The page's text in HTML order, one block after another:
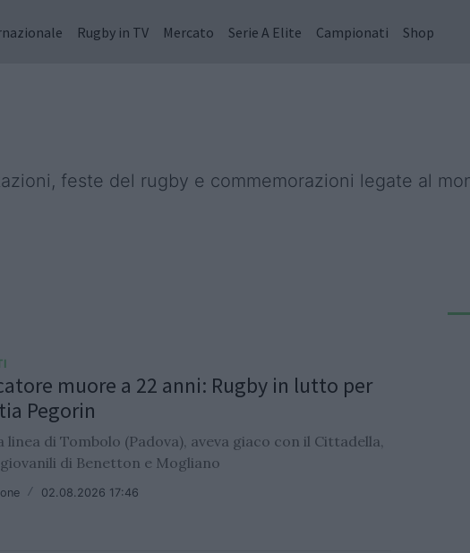
Rugby in TV Mercato Serie A Elite Campionati Shop
feste del rugby e commemorazioni legate al
muore a 22 anni: Rugby in lutto per
Pegorin
linea di Tombolo (Padova), aveva giaco con il Cittadella,
di Benetton e Mogliano
/ 02.08.2026 17:46